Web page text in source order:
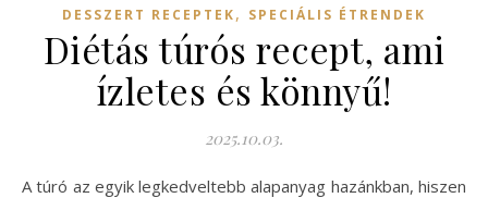
DESSZERT RECEPTEK, SPECIÁLIS ÉTRENDEK
Diétás túrós recept, ami
ízletes és könnyű!
2025.10.03.
A túró az egyik legkedveltebb alapanyag hazánkban, hiszen